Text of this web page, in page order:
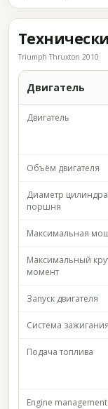
Triumph Thruxton 2010
Двигатель
Двигатель
Объём двигателя
Диаметр
поршня
Максимальная
Максимальный
момент
Запуск двигателя
Система зажигания
Подача топлива
Engine